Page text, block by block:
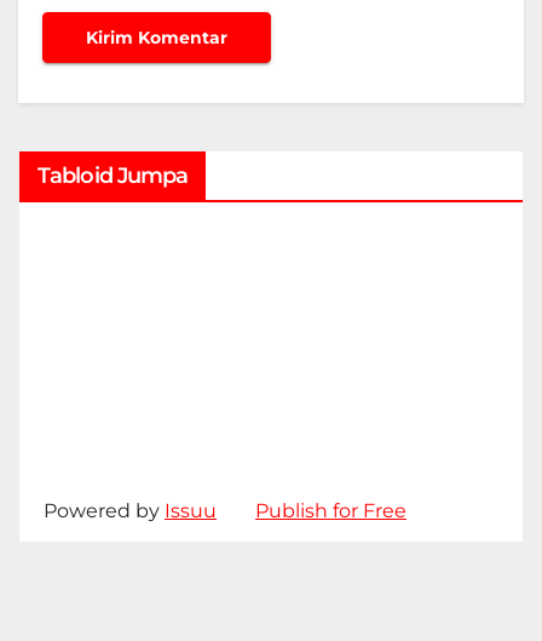
Tabloid Jumpa
Powered by Issuu Publish for Free